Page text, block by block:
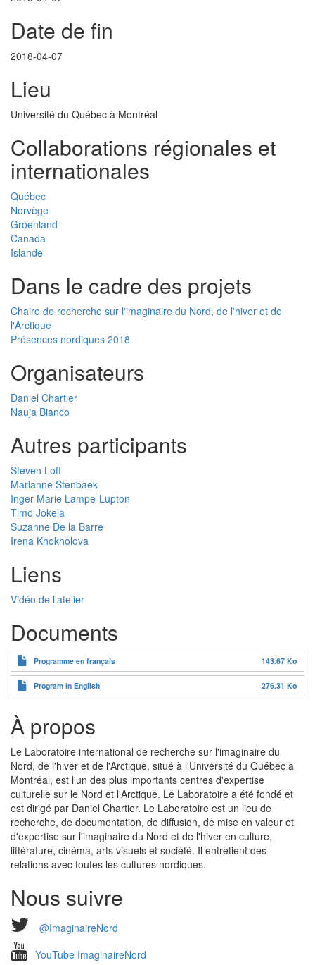
Date de fin
2018-04-07
Lieu
Université du Québec à Montréal
Collaborations régionales et
internationales
Québec
Norvège
Groenland
Canada
Islande
Dans le cadre des projets
Chaire de recherche sur l'imaginaire du Nord, de l'hiver et de
l'Arctique
Présences nordiques 2018
Organisateurs
Daniel Chartier
Nauja Bianco
Autres participants
Steven Loft
Marianne Stenbaek
Inger-Marie Lampe-Lupton
Timo Jokela
Suzanne De la Barre
Irena Khokholova
Liens
Vidéo de l'atelier
Documents
Programme en français 143.67 Ko
Program in English 276.31 Ko
À propos
Le Laboratoire international de recherche sur l'imaginaire du
Nord, de l'hiver et de l'Arctique, situé à l'Université du Québec à
Montréal, est l'un des plus importants centres d'expertise
culturelle sur le Nord et l'Arctique. Le Laboratoire a été fondé et
est dirigé par Daniel Chartier. Le Laboratoire est un lieu de
recherche, de documentation, de diffusion, de mise en valeur et
d'expertise sur l'imaginaire du Nord et de l'hiver en culture,
littérature, cinéma, arts visuels et société. Il entretient des
relations avec toutes les cultures nordiques.
Nous suivre
@ImaginaireNord
YouTube ImaginaireNord